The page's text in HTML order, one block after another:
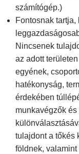
számítógép.)
Fontosnak
Nincsenek
az adott
egyének,
hatékonyság,
érdekében
munkavégzők
tulajdont a tőkés
földnek,